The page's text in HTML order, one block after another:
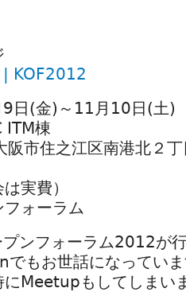
KOF2012
(金)～11月10日(土)
ITM棟
市住之江区南港北２丁
実費）
ォーラム
ンフォーラム2012が
もお世話になってい
にMeetupもしてしまい